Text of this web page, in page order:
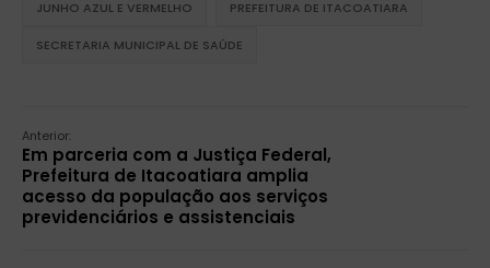
JUNHO AZUL E VERMELHO PREFEITURA DE ITACOATIARA
SECRETARIA MUNICIPAL DE SAÚDE
Anterior:
Em parceria com a Justiça Federal,
Prefeitura de Itacoatiara amplia
acesso da população aos serviços
previdenciários e assistenciais